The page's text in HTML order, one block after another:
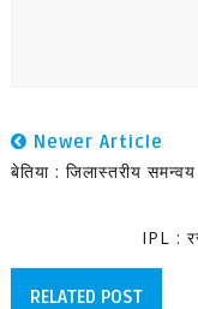
Newer Article
बेतिया : जिलास्तरीय
IPL :
RELATED POST